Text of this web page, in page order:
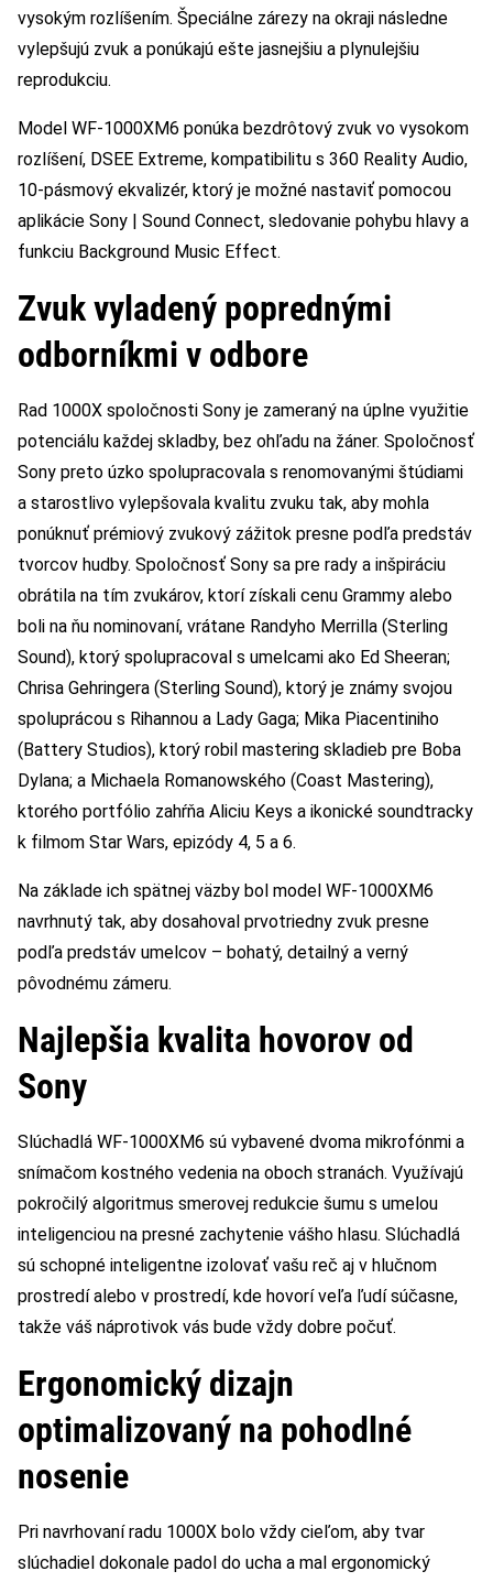
vysokým rozlíšením. Špeciálne zárezy na okraji následne
vylepšujú zvuk a ponúkajú ešte jasnejšiu a plynulejšiu
reprodukciu.
Model WF-1000XM6 ponúka bezdrôtový zvuk vo vysokom
rozlíšení, DSEE Extreme, kompatibilitu s 360 Reality Audio,
10-pásmový ekvalizér, ktorý je možné nastaviť pomocou
aplikácie Sony | Sound Connect, sledovanie pohybu hlavy a
funkciu Background Music Effect.
Zvuk vyladený poprednými
odborníkmi v odbore
Rad 1000X spoločnosti Sony je zameraný na úplne využitie
potenciálu každej skladby, bez ohľadu na žáner. Spoločnosť
Sony preto úzko spolupracovala s renomovanými štúdiami
a starostlivo vylepšovala kvalitu zvuku tak, aby mohla
ponúknuť prémiový zvukový zážitok presne podľa predstáv
tvorcov hudby. Spoločnosť Sony sa pre rady a inšpiráciu
obrátila na tím zvukárov, ktorí získali cenu Grammy alebo
boli na ňu nominovaní, vrátane Randyho Merrilla (Sterling
Sound), ktorý spolupracoval s umelcami ako Ed Sheeran;
Chrisa Gehringera (Sterling Sound), ktorý je známy svojou
spoluprácou s Rihannou a Lady Gaga; Mika Piacentiniho
(Battery Studios), ktorý robil mastering skladieb pre Boba
Dylana; a Michaela Romanowského (Coast Mastering),
ktorého portfólio zahŕňa Aliciu Keys a ikonické soundtracky
k filmom Star Wars, epizódy 4, 5 a 6.
Na základe ich spätnej väzby bol model WF-1000XM6
navrhnutý tak, aby dosahoval prvotriedny zvuk presne
podľa predstáv umelcov – bohatý, detailný a verný
pôvodnému zámeru.
Najlepšia kvalita hovorov od
Sony
Slúchadlá WF-1000XM6 sú vybavené dvoma mikrofónmi a
snímačom kostného vedenia na oboch stranách. Využívajú
pokročilý algoritmus smerovej redukcie šumu s umelou
inteligenciou na presné zachytenie vášho hlasu. Slúchadlá
sú schopné inteligentne izolovať vašu reč aj v hlučnom
prostredí alebo v prostredí, kde hovorí veľa ľudí súčasne,
takže váš náprotivok vás bude vždy dobre počuť.
Ergonomický dizajn
optimalizovaný na pohodlné
nosenie
Pri navrhovaní radu 1000X bolo vždy cieľom, aby tvar
slúchadiel dokonale padol do ucha a mal ergonomický